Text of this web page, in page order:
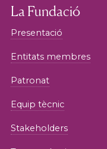
La Fundació
Presentació
Entitats membres
Patronat
Equip tècnic
Stakeholders